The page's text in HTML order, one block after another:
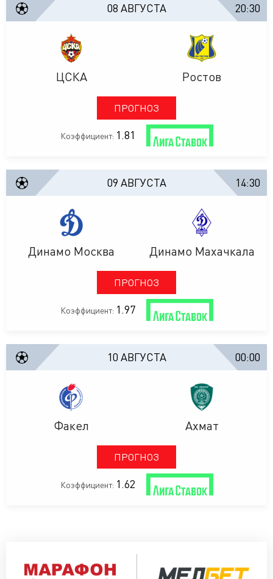
08 АВГУСТА 20:30
ЦСКА
ПРОГНОЗ
Ростов
Коэффициент: 1.81
09 АВГУСТА 14:30
Динамо Москва
ПРОГНОЗ
Динамо Махачкала
Коэффициент: 1.97
10 АВГУСТА 00:00
Факел
ПРОГНОЗ
Ахмат
Коэффициент: 1.62